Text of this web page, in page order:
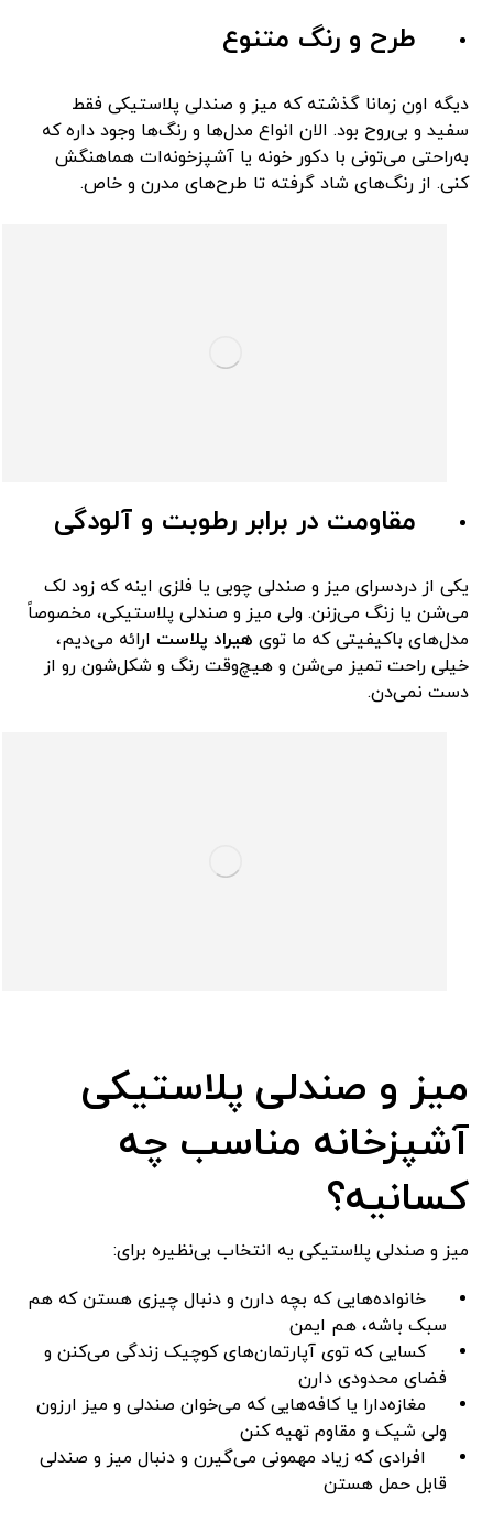
طرح و رنگ متنوع
دیگه اون زمانا گذشته که میز و صندلی پلاستیکی فقط
سفید و بی‌روح بود. الان انواع مدل‌ها و رنگ‌ها وجود داره که
به‌راحتی می‌تونی با دکور خونه یا آشپزخونه‌ات هماهنگش
کنی. از رنگ‌های شاد گرفته تا طرح‌های مدرن و خاص.
مقاومت در برابر رطوبت و آلودگی
یکی از دردسرای میز و صندلی چوبی یا فلزی اینه که زود لک
می‌شن یا زنگ می‌زنن. ولی میز و صندلی پلاستیکی، مخصوصاً
مدل‌های باکیفیتی که ما توی هیراد پلاست ارائه می‌دیم،
خیلی راحت تمیز می‌شن و هیچ‌وقت رنگ و شکل‌شون رو از
دست نمی‌دن.
میز و صندلی پلاستیکی
آشپزخانه مناسب چه
کسانیه؟
میز و صندلی پلاستیکی یه انتخاب بی‌نظیره برای:
خانواده‌هایی که بچه دارن و دنبال چیزی هستن که هم
سبک باشه، هم ایمن
کسایی که توی آپارتمان‌های کوچیک زندگی می‌کنن و
فضای محدودی دارن
مغازه‌دارا یا کافه‌هایی که می‌خوان صندلی و میز ارزون
ولی شیک و مقاوم تهیه کنن
افرادی که زیاد مهمونی می‌گیرن و دنبال میز و صندلی
قابل حمل هستن